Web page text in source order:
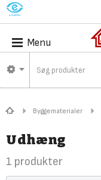
M
Menu
Byggematerialer
Udhæng
1 produkter